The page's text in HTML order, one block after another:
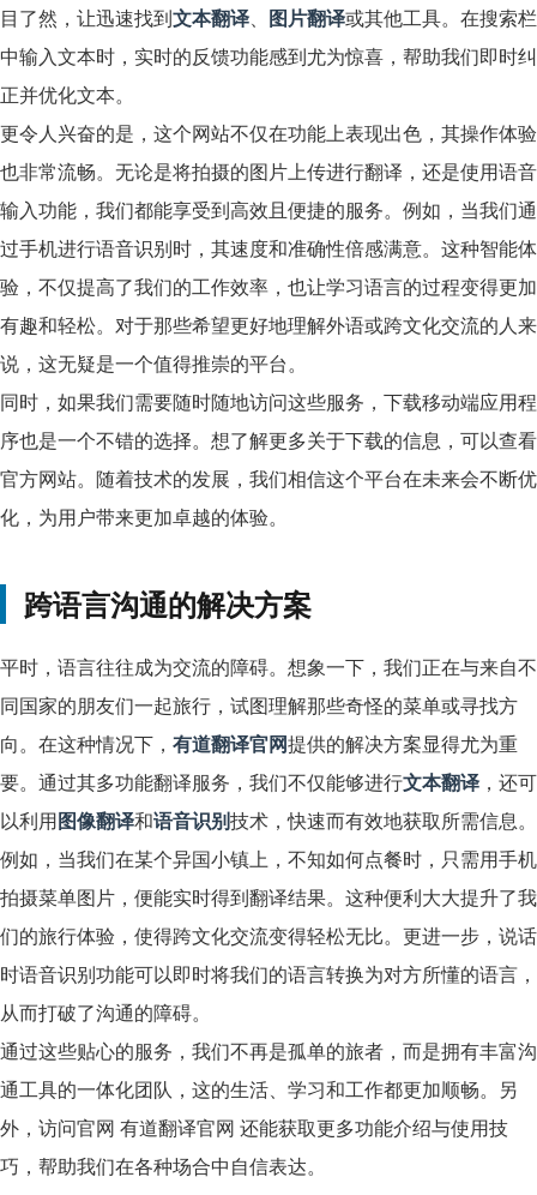
目了然，让迅速找到文本翻译、 图片翻译或其他工具。在搜索栏
中输入文本时，实时的反馈功能感到尤为惊喜，帮助我们即时纠
正并优化文本。
更令人兴奋的是，这个网站不仅在功能上表现出色，其操作体验
也非常流畅。无论是将拍摄的图片上传进行翻译，还是使用语音
输入功能，我们都能享受到高效且便捷的服务。例如，当我们通
过手机进行语音识别时，其速度和准确性倍感满意。这种智能体
验，不仅提高了我们的工作效率，也让学习语言的过程变得更加
有趣和轻松。对于那些希望更好地理解外语或跨文化交流的人来
说，这无疑是一个值得推崇的平台。
同时，如果我们需要随时随地访问这些服务，下载移动端应用程
序也是一个不错的选择。想了解更多关于下载的信息，可以查看
官方网站。随着技术的发展，我们相信这个平台在未来会不断优
化，为用户带来更加卓越的体验。
跨语言沟通的解决方案
平时，语言往往成为交流的障碍。想象一下，我们正在与来自不
同国家的朋友们一起旅行，试图理解那些奇怪的菜单或寻找方
向。在这种情况下， 有道翻译官网提供的解决方案显得尤为重
要。通过其多功能翻译服务，我们不仅能够进行文本翻译 ，还可
以利用图像翻译和语音识别技术，快速而有效地获取所需信息。
例如，当我们在某个异国小镇上，不知如何点餐时，只需用手机
拍摄菜单图片，便能实时得到翻译结果。这种便利大大提升了我
们的旅行体验，使得跨文化交流变得轻松无比。更进一步，说话
时语音识别功能可以即时将我们的语言转换为对方所懂的语言，
从而打破了沟通的障碍。
通过这些贴心的服务，我们不再是孤单的旅者，而是拥有丰富沟
通工具的一体化团队，这的生活、学习和工作都更加顺畅。另
外，访问官网 有道翻译官网 还能获取更多功能介绍与使用技
巧，帮助我们在各种场合中自信表达。